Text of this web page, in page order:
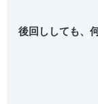
後回ししても、